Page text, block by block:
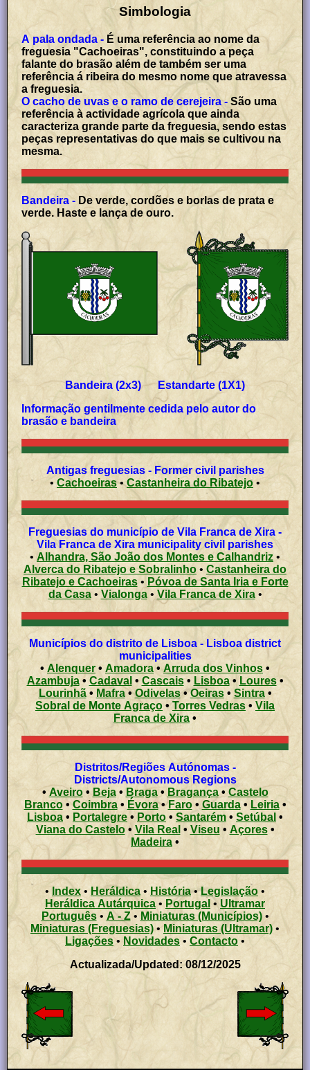
Simbologia
A pala ondada - É uma referência ao nome da
freguesia "Cachoeiras", constituindo a peça
falante do brasão além de também ser uma
referência á ribeira do mesmo nome que atravessa
a freguesia.
O cacho de uvas e o ramo de cerejeira - São uma
referência à actividade agrícola que ainda
caracteriza grande parte da freguesia, sendo estas
peças representativas do que mais se cultivou na
mesma.
Bandeira - De verde, cordões e borlas de prata e
verde. Haste e lança de ouro.
Bandeira (2x3) Estandarte (1X1)
Informação gentilmente cedida pelo autor do
brasão e bandeira
Antigas freguesias - Former civil parishes
•Cachoeiras•Castanheira do Ribatejo•
Freguesias do município de Vila Franca de Xira -
Vila Franca de Xira municipality civil parishes
• Alhandra, São João dos Montes e Calhandriz •
Alverca do Ribatejo e Sobralinho • Castanheira do
Ribatejo e Cachoeiras• Póvoa de Santa Iria e Forte
da Casa• Vialonga• Vila Franca de Xira•
Municípios do distrito de Lisboa - Lisboa district
municipalities
• Alenquer • Amadora •Arruda dos Vinhos •
Azambuja• Cadaval •Cascais• Lisboa• Loures•
Lourinhã• Mafra•Odivelas•Oeiras•Sintra•
Sobral de Monte Agraço •Torres Vedras • Vila
Franca de Xira •
Distritos/Regiões Autónomas -
Districts/Autonomous Regions
• Aveiro• Beja• Braga• Bragança• Castelo
Branco•Coimbra• Évora•Faro• Guarda• Leiria•
Lisboa • Portalegre • Porto • Santarém • Setúbal •
Viana do Castelo•Vila Real • Viseu • Açores•
Madeira •
• Index •Heráldica • História•Legislação •
Heráldica Autárquica • Portugal • Ultramar
Português• A - Z• Miniaturas (Municípios)•
Miniaturas (Freguesias) •Miniaturas (Ultramar) •
Ligações• Novidades• Contacto •
Actualizada/Updated: 08/12/2025